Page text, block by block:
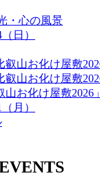
・心の風景
日）
お化け屋敷2026」
月）